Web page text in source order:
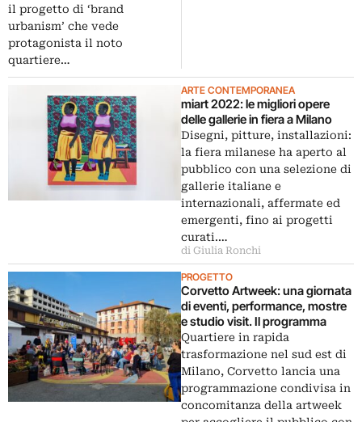
il progetto di ‘brand
urbanism’ che vede
protagonista il noto
quartiere…
ARTE CONTEMPORANEA
miart 2022: le migliori opere
delle gallerie in fiera a Milano
Disegni, pitture, installazioni:
la fiera milanese ha aperto al
pubblico con una selezione di
gallerie italiane e
internazionali, affermate ed
emergenti, fino ai progetti
curati.…
di Giulia Ronchi
PROGETTO
Corvetto Artweek: una giornata
di eventi, performance, mostre
e studio visit. Il programma
Quartiere in rapida
trasformazione nel sud est di
Milano, Corvetto lancia una
programmazione condivisa in
concomitanza della artweek